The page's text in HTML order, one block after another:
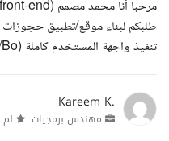
تنفيذ واجهة المستخدم كاملة (HTML/CSS/Bo...
Kareem K.
مهندس برمجيات